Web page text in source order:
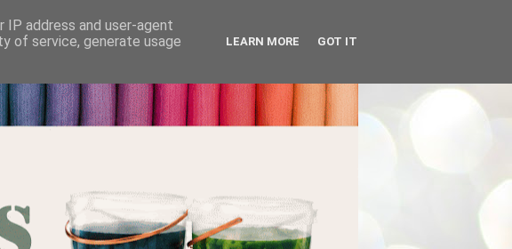
address and user-agent
of service, generate usage
LEARN MORE GOT IT